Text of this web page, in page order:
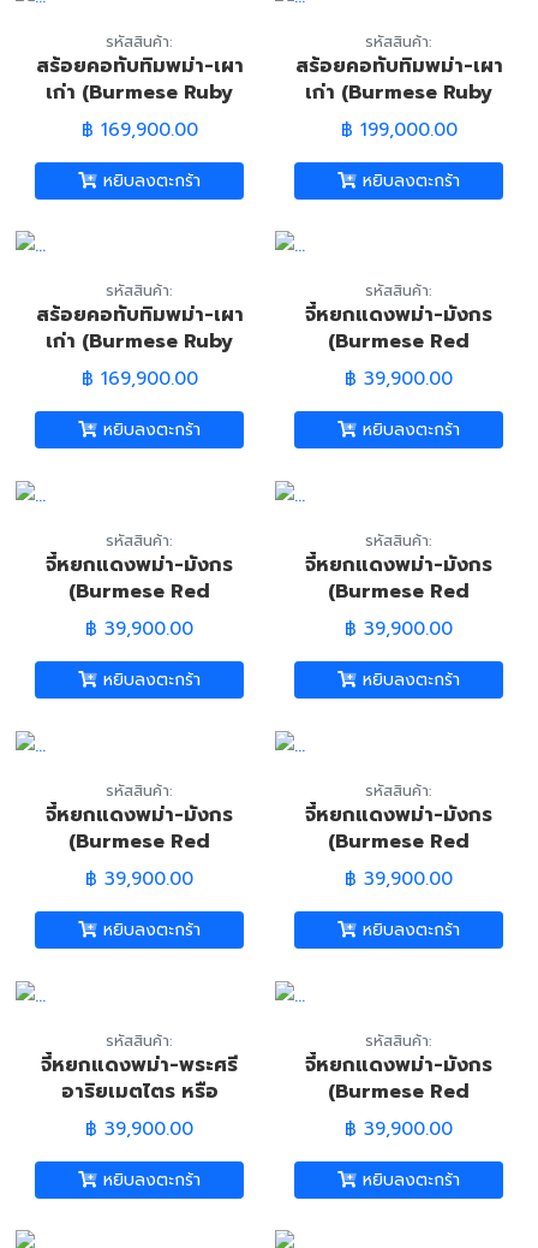
รหัสสินค้า:
สร้อยคอทับทิมพม่า-เผา
เก่า (Burmese Ruby
Necklace)
฿ 169,900.00
หยิบลงตะกร้า
รหัสสินค้า:
สร้อยคอทับทิมพม่า-เผา
เก่า (Burmese Ruby
Necklace)
฿ 199,000.00
หยิบลงตะกร้า
รหัสสินค้า:
สร้อยคอทับทิมพม่า-เผา
เก่า (Burmese Ruby
Necklace)
฿ 169,900.00
หยิบลงตะกร้า
รหัสสินค้า:
จี้หยกแดงพม่า-มังกร
(Burmese Red
Jadeite Jade-
Dragon Pandant)
฿ 39,900.00
หยิบลงตะกร้า
รหัสสินค้า:
จี้หยกแดงพม่า-มังกร
(Burmese Red
Jadeite Jade-
Dragon Pandant)
฿ 39,900.00
หยิบลงตะกร้า
รหัสสินค้า:
จี้หยกแดงพม่า-มังกร
(Burmese Red
Jadeite Jade-
Dragon Pandant)
฿ 39,900.00
หยิบลงตะกร้า
รหัสสินค้า:
จี้หยกแดงพม่า-มังกร
(Burmese Red
Jadeite Jade-
Dragon Pandant)
฿ 39,900.00
หยิบลงตะกร้า
รหัสสินค้า:
จี้หยกแดงพม่า-มังกร
(Burmese Red
Jadeite Jade-
Dragon Pandant)
฿ 39,900.00
หยิบลงตะกร้า
รหัสสินค้า:
จี้หยกแดงพม่า-พระศรี
อาริยเมตไตร หรือ
พระพุทธเจ้า (Burmese
Red Jadeite Jade
Chinese Buddha
Statue)
฿ 39,900.00
หยิบลงตะกร้า
รหัสสินค้า:
จี้หยกแดงพม่า-มังกร
(Burmese Red
Jadeite Jade-
Dragon Pandant)
฿ 39,900.00
หยิบลงตะกร้า